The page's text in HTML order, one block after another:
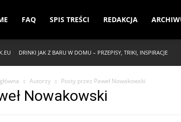
FAQ SPIS TREŚCI REDAKCJA
DRINKI JAK Z BARU W DOMU – PRZEPISY, TRIKI, INSPIRACJE
Autorzy Posty przez Paweł Nowakowski
Nowakowski